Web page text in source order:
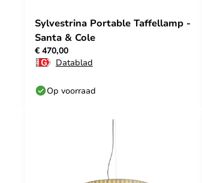
Sylvestrina Portable Taffellamp -
Santa & Cole
€ 470,00
Datablad
Op voorraad